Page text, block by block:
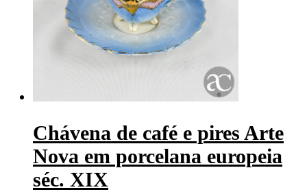
Chávena de café e pires Arte
Nova em porcelana europeia
séc. XIX